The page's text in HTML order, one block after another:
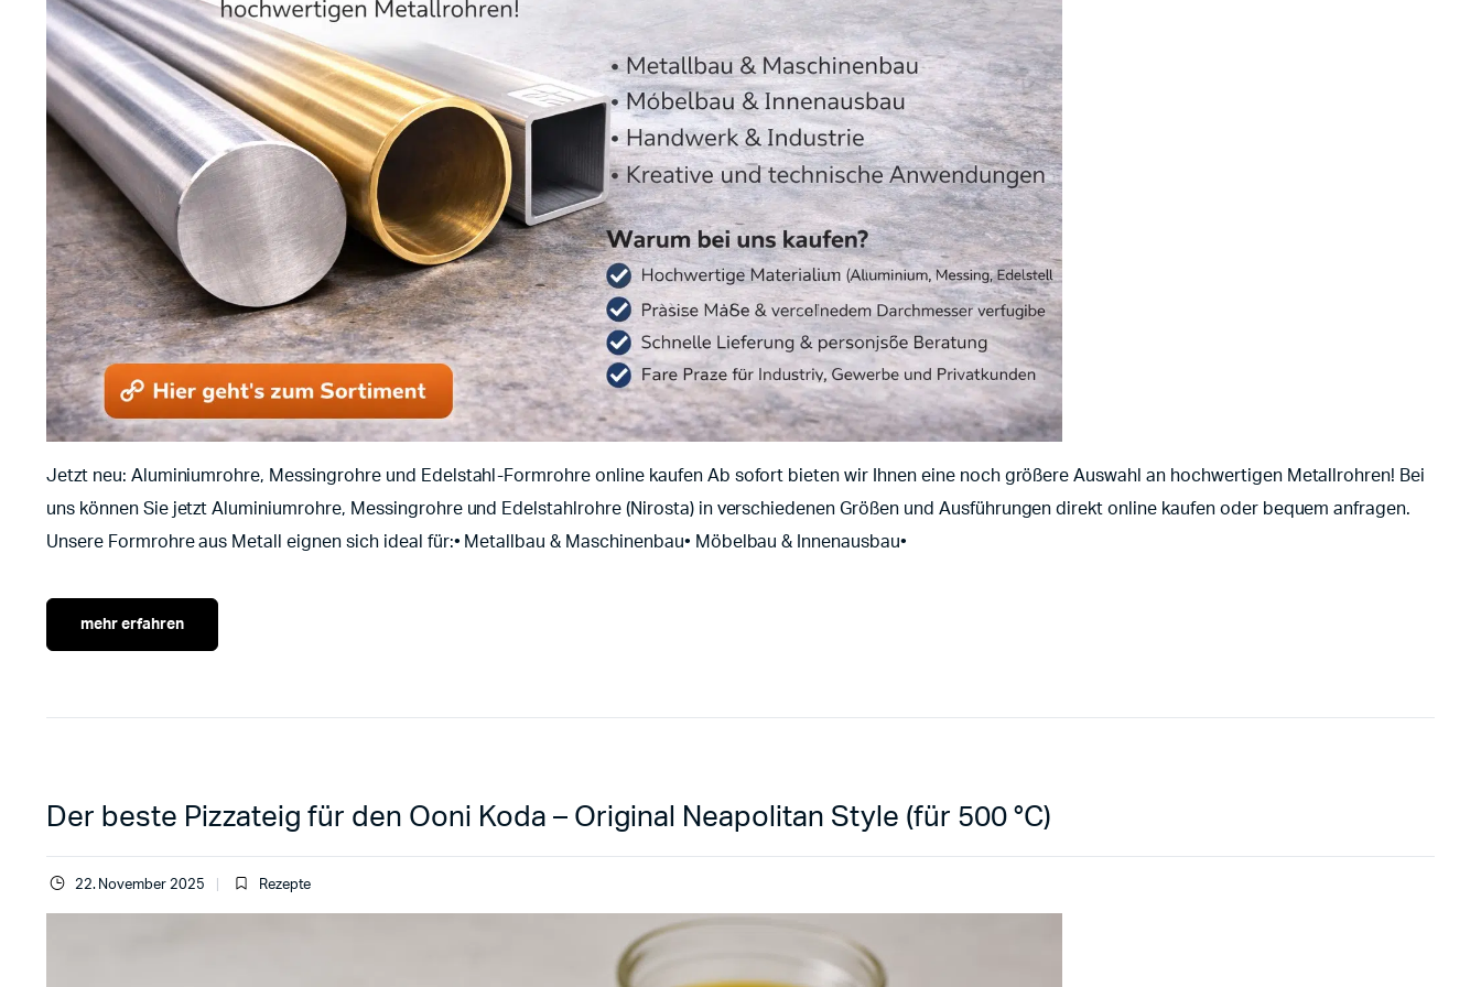
Jetzt neu: Aluminiumrohre, Messingrohre und Edelstahl-Formrohre online kaufen Ab sofort bieten wir Ihnen eine noch größere Auswahl an hochwertigen Metallrohren! Bei
uns können Sie jetzt Aluminiumrohre, Messingrohre und Edelstahlrohre (Nirosta) in verschiedenen Größen und Ausführungen direkt online kaufen oder bequem anfragen.
Unsere Formrohre aus Metall eignen sich ideal für:• Metallbau & Maschinenbau• Möbelbau & Innenausbau•
mehr erfahren
Der beste Pizzateig für den Ooni Koda – Original Neapolitan Style (für 500 °C)
22. November 2025 Rezepte